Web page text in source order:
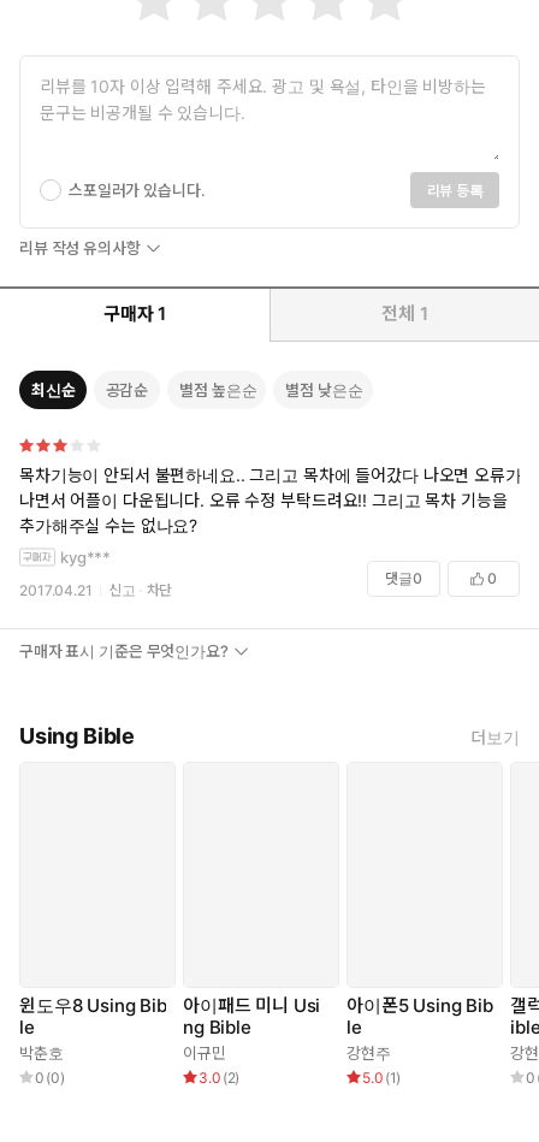
기능 설명을 위한 그저 그런 사진들이 아닙니다. 각 기능을 설명하기
에 가장 적합하고 재미있는 예제들이 프로 포토그래퍼들의 작품을
사용하여 한 컷, 한 컷 이 책만을 위해 따로 제작되었습니다. 기본 설
명을 위한 예제 하나 하나까지도 그대로 실무 활용 예제이기 때문에,
듬성듬성 포토샵을 대충 알고 있던 사람이 기본 설명을 읽지 않고 예
제만을 전부 따라 해도 활용서 한 권을 따로 구입하여 공부한 효과를
가질 수 있도록 구성되었습니다.
4) 제대로 공개되는 프로들의 포토샵 실무 리터칭 테크닉
잡지에서 보던 느낌이 풍부한 흑백 사진, 화장품 광고에서 보던
자, 세련된 핸드폰 UI 디자인, 투수의 공을 따라 섬광처럼 터지는
빛 무리, 멋스러운 캘리그래피……. 한번쯤 해보고 싶던 바로 그 노
하우들이 모두 공개됩니다.
5) 포토샵 초보 전문 기획자가 꼼꼼히 정성들인 친절한 도우미들
무료 폰트와 단축키는 기본이죠? 책과 똑같은 결과물을 얻을 수 있
도록 어려운 부분의 패스와 셰이프까지 담아 놓은 예제 파일들, 각
과정을 모두 볼 수 있도록 단계별로 저장된 완성 파일, 지면이 부족
해 책에 담지는 못 했지만 한 단계 더 나가 어떻게 활용할 수 있는지
보여주는 실무 파일과 Adobe 공식 시험버전 프로그램까지 들어간
부록 DVD, 뭐가 뭔지 모를 때 도움이 될 한글과 영문 메뉴 비교
선배 디자이너의 즐겨찾기까지 꼭꼭 챙겨 담았습니다.
스포일러가 있습니다. 리뷰 등록
리뷰 작성 유의사항
구매자 1 전체 1
최신순 공감순 별점 높은순 별점 낮은순
목차기능이 안되서 불편하네요.. 그리고 목차에 들어갔다 나오면 오류가
나면서 어플이 다운됩니다. 오류 수정 부탁드려요!! 그리고 목차 기능을
추가해주실 수는 없나요?
kyg***
2017.04.21 신고 차단
댓글0 0
구매자 표시 기준은 무엇인가요?
Using Bible 더보기
윈도우8 Using Bib
le
박춘호
0 (0)
아이패드 미니 Usi
ng Bible
이규민
3.0 (2)
아이폰5 Using Bib
le
강현주
5.0 (1)
갤
강
0